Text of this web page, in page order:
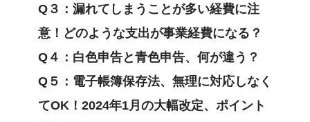
Q３：漏れてしまうことが多い経費に注
意！どのような支出が事業経費になる？
Q４：白色申告と青色申告、何が違う？
Q５：電子帳簿保存法、無理に対応しなく
てOK！2024年1月の大幅改定、ポイント